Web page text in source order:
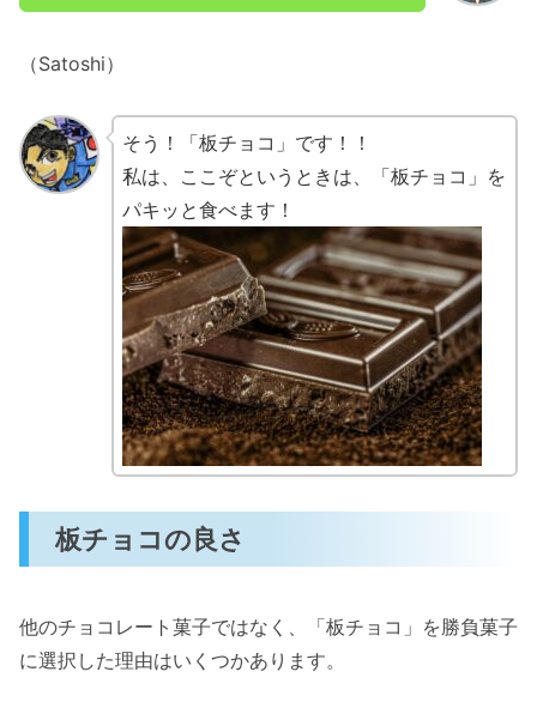
（Satoshi）
そう！「板チョコ」です！！
私は、ここぞというときは、「板チョコ」を
パキッと食べます！
板チョコの良さ
他のチョコレート菓子ではなく、「板チョコ」を勝負菓子
に選択した理由はいくつかあります。